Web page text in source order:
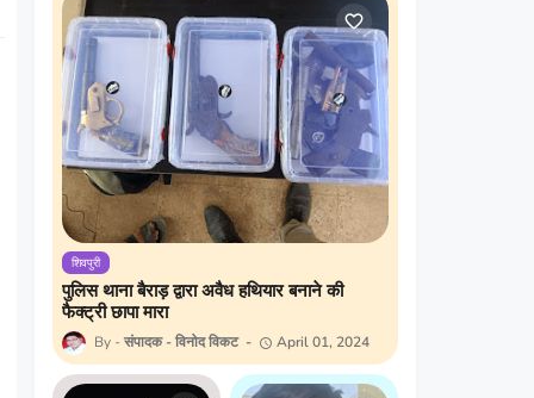
शिवपुरी
पुलिस थाना बैराड़ द्वारा अवैध हथियार बनाने की
फैक्ट्री छापा मारा
संपादक - विनोद विकट April 01, 2024